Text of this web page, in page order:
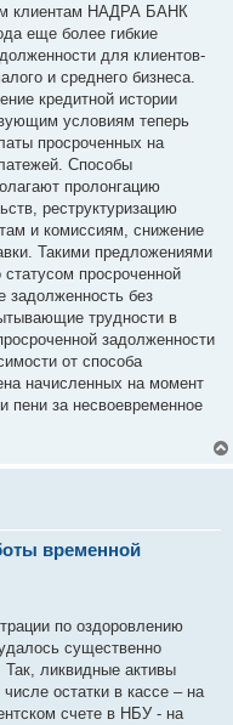
клиентам НАДРА БАНК
еще более гибкие
для клиентов-
и среднего бизнеса.
кредитной истории
условиям теперь
просроченных на
Способы
пролонгацию
реструктуризацию
и комиссиям, снижение
Такими предложениями
просроченной
задолженность без
трудности в
задолженности
от способа
начисленных на момент
пени за несвоевременное
временной
по оздоровлению
существенно
ликвидные активы
остатки в кассе – на
счете в НБУ - на